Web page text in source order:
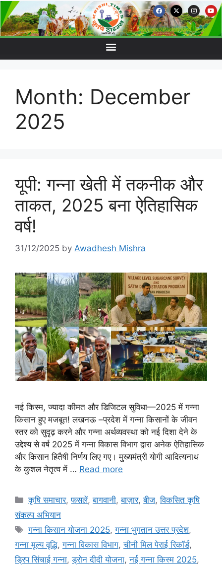
Month: December
2025
यूपी: गन्ना खेती में तकनीक और
ताकत, 2025 बना ऐतिहासिक
वर्ष!
31/12/2025 by Awadhesh Mishra
नई किस्म, ज्यादा कीमत और डिजिटल सुविधा—2025 में गन्ना
किसान हुए मजबूत! लखनऊ –प्रदेश में गन्ना किसानों के जीवन
स्तर को सुदृढ़ करने और गन्ना अर्थव्यवस्था को नई दिशा देने के
उद्देश्य से वर्ष 2025 में गन्ना विकास विभाग द्वारा अनेक ऐतिहासिक
और किसान हितैषी निर्णय लिए गए। मुख्यमंत्री योगी आदित्यनाथ
के कुशल नेतृत्व में … Read more
कृषि समाचार,फसलें,बागवानी,बाज़ार,बीज,विकसित कृषि
संकल्प अभियान
गन्ना किसान योजना 2025,गन्ना भुगतान उत्तर प्रदेश,
गन्ना मूल्य वृद्धि,गन्ना विकास विभाग,चीनी मिल पेराई रिकॉर्ड,
ड्रिप सिंचाई गन्ना,ड्रोन दीदी योजना,नई गन्ना किस्म 2025,